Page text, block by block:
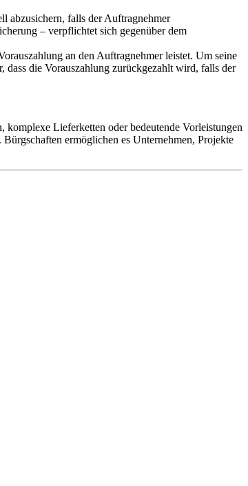
abzusichern, falls der Auftragnehmer
– verpflichtet sich gegenüber dem
an den Auftragnehmer leistet. Um seine
dass die Vorauszahlung zurückgezahlt wird, falls der
Lieferketten oder bedeutende Vorleistungen
ermöglichen es Unternehmen, Projekte